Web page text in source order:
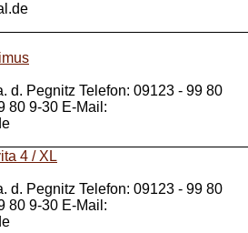
.de
d. Pegnitz Telefon: 09123 - 99 80
80 9-30 E-Mail:
4 / XL
d. Pegnitz Telefon: 09123 - 99 80
80 9-30 E-Mail: